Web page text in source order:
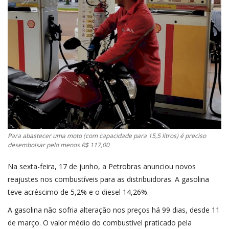
Para abastecer uma moto (com capacidade para 15,5 litros) é preciso
desembolsar pelo menos R$ 117,00
Na sexta-feira, 17 de junho, a Petrobras anunciou novos
reajustes nos combustíveis para as distribuidoras. A gasolina
teve acréscimo de 5,2% e o diesel 14,26%.
A gasolina não sofria alteração nos preços há 99 dias, desde 11
de março. O valor médio do combustível praticado pela